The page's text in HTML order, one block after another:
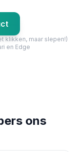
klikken, maar slepen!)
en Edge
ons